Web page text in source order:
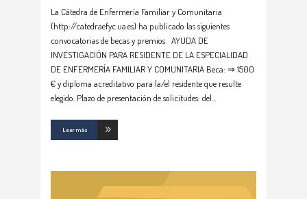
La Cátedra de Enfermería Familiar y Comunitaria
(http://catedraefyc.ua.es) ha publicado las siguientes
convocatorias de becas y premios AYUDA DE
INVESTIGACIÓN PARA RESIDENTE DE LA ESPECIALIDAD
DE ENFERMERÍA FAMILIAR Y COMUNITARIA Beca: ⇒ 1500
€ y diploma acreditativo para la/el residente que resulte
elegido. Plazo de presentación de solicitudes: del
Leer más